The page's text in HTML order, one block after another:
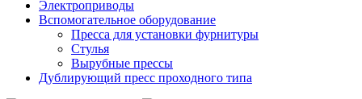
Электроприводы
Вспомогательное оборудование
Пресса для установки фурнитуры
Стулья
Вырубные прессы
Дублирующий пресс проходного типа